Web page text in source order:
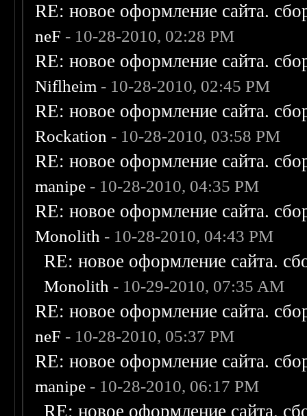
RE: новое оформление сайта.
neF - 10-28-2010, 02:28 PM
RE: новое оформление сайта.
Niflheim - 10-28-2010, 02:45 PM
RE: новое оформление сайта.
Rockation - 10-28-2010, 03:58 PM
RE: новое оформление сайта.
manipe - 10-28-2010, 04:35 PM
RE: новое оформление сайта.
Monolith - 10-28-2010, 04:43 PM
RE: новое оформление сайта.
Monolith - 10-29-2010, 07:35 AM
RE: новое оформление сайта.
neF - 10-28-2010, 05:37 PM
RE: новое оформление сайта.
manipe - 10-28-2010, 06:17 PM
RE: новое оформление сайта.